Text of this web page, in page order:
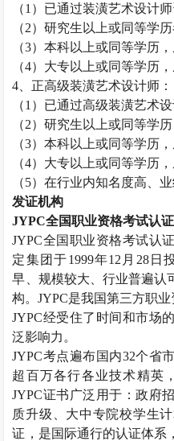
（1 ）已通过装潢艺术设计师
（2）研究生以上或同等学历
（3）本科以上或同等学历
（4）大专以上或同等学历
4 、正高级装潢艺术设计师：
（1 ）已通过高级装潢艺术
（2）研究生以上或同等学
（3）本科以上或同等学历
（4）大专以上或同等学历
（5）在行业内知名度高、业
发证机构
JYPC全国职业资格考试认
JYPC全国职业资格考试认
定集团于1999年12 月 28日
早、规模较大、行业普遍认
构。JYPC是我国第三方职业
JYPC经受住了时间和市场
泛影响力。
JYPC考点遍布国内32个省
超百万各行各业技术精英
JYPC证书广泛用于：政府
质升级、大中专院校学生
证，是国际通行的认证体系